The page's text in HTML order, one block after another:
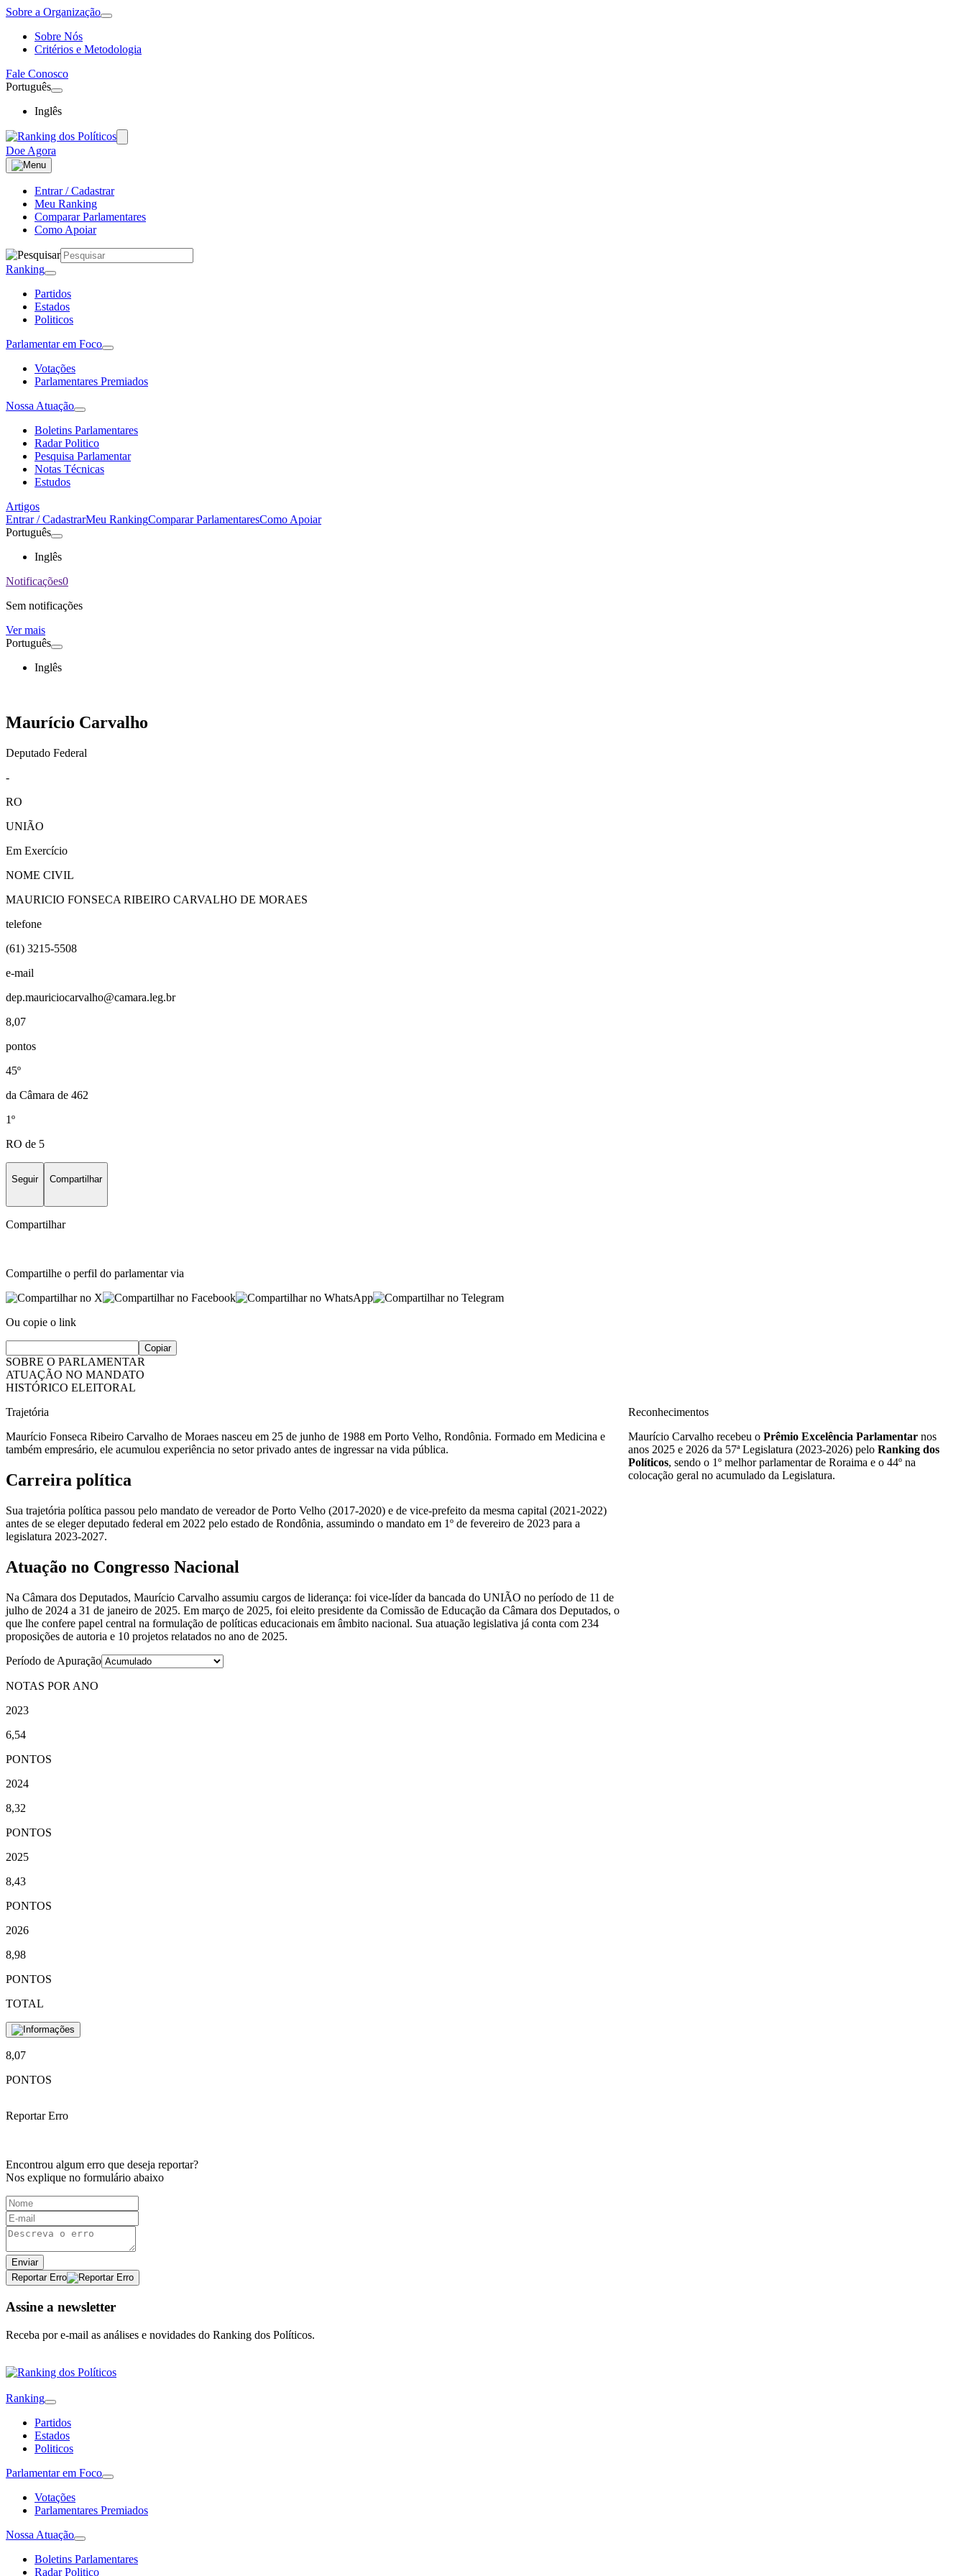
Sobre a Organização
Sobre Nós
Critérios e Metodologia
Fale Conosco
Português
Inglês
Doe Agora
Entrar / Cadastrar
Meu Ranking
Comparar Parlamentares
Como Apoiar
Ranking
Partidos
Estados
Politicos
Parlamentar em Foco
Votações
Parlamentares Premiados
Nossa Atuação
Boletins Parlamentares
Radar Politico
Pesquisa Parlamentar
Notas Técnicas
Estudos
Artigos
Entrar / CadastrarMeu RankingComparar ParlamentaresComo Apoiar
Português
Inglês
Notificações0
Sem notificações
Ver mais
Português
Inglês
Maurício Carvalho
Deputado Federal
-
RO
UNIÃO
Em Exercício
NOME CIVIL
MAURICIO FONSECA RIBEIRO CARVALHO DE MORAES
telefone
(61) 3215-5508
e-mail
dep.mauriciocarvalho@camara.leg.br
8,07
pontos
45º
da Câmara de 462
1º
RO de 5
Seguir Compartilhar
Compartilhar
Compartilhe o perfil do parlamentar via
Ou copie o link
Copiar
SOBRE O PARLAMENTAR
ATUAÇÃO NO MANDATO
HISTÓRICO ELEITORAL
Trajetória
Maurício Fonseca Ribeiro Carvalho de Moraes nasceu em 25 de junho de 1988 em Porto Velho, Rondônia. Formado em Medicina e
também empresário, ele acumulou experiência no setor privado antes de ingressar na vida pública.
Carreira política
Sua trajetória política passou pelo mandato de vereador de Porto Velho (2017-2020) e de vice-prefeito da mesma capital (2021-2022)
antes de se eleger deputado federal em 2022 pelo estado de Rondônia, assumindo o mandato em 1º de fevereiro de 2023 para a
legislatura 2023-2027.
Atuação no Congresso Nacional
Na Câmara dos Deputados, Maurício Carvalho assumiu cargos de liderança: foi vice-líder da bancada do UNIÃO no período de 11 de
julho de 2024 a 31 de janeiro de 2025. Em março de 2025, foi eleito presidente da Comissão de Educação da Câmara dos Deputados, o
que lhe confere papel central na formulação de políticas educacionais em âmbito nacional. Sua atuação legislativa já conta com 234
proposições de autoria e 10 projetos relatados no ano de 2025.
Período de Apuração
NOTAS POR ANO
2023
6,54
PONTOS
2024
8,32
PONTOS
2025
8,43
PONTOS
2026
8,98
PONTOS
TOTAL
8,07
PONTOS
Reconhecimentos
Maurício Carvalho recebeu oPrêmio Excelência Parlamentar nos
anos 2025 e 2026 da 57ª Legislatura (2023-2026) peloRanking dos
Políticos, sendo o 1º melhor parlamentar de Roraima e o 44º na
colocação geral no acumulado da Legislatura.
Reportar Erro
Encontrou algum erro que deseja reportar?
Nos explique no formulário abaixo
Enviar
Reportar Erro
Assine a newsletter
Receba por e-mail as análises e novidades do Ranking dos Políticos.
Ranking
Partidos
Estados
Politicos
Parlamentar em Foco
Votações
Parlamentares Premiados
Nossa Atuação
Boletins Parlamentares
Radar Politico